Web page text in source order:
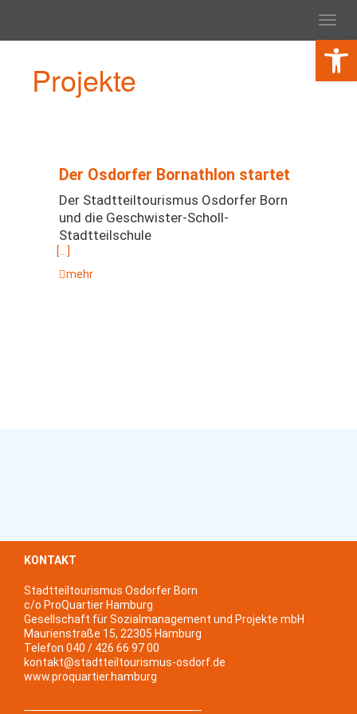
Projekte
Der Osdorfer Bornathlon startet
Der Stadtteiltourismus Osdorfer Born
und die Geschwister-Scholl-
Stadtteilschule
[…]
mehr
KONTAKT
Stadtteiltourismus Osdorfer Born
c/o ProQuartier Hamburg
Gesellschaft für Sozialmanagement und Projekte mbH
Maurienstraße 15, 22305 Hamburg
Telefon 040 / 426 66 97 00
kontakt@stadtteiltourismus-osdorf.de
www.proquartier.hamburg